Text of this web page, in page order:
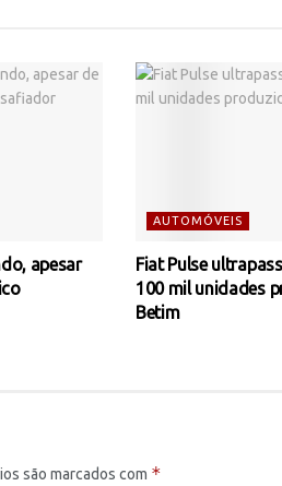
apesar
AUTOMÓVEIS
Fiat Pulse
100 mil unidades
Betim
são marcados com *